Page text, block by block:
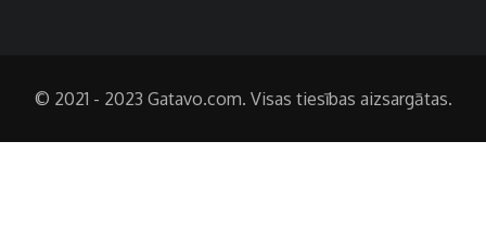
© 2021 - 2023 Gatavo.com. Visas tiesības aizsargātas.